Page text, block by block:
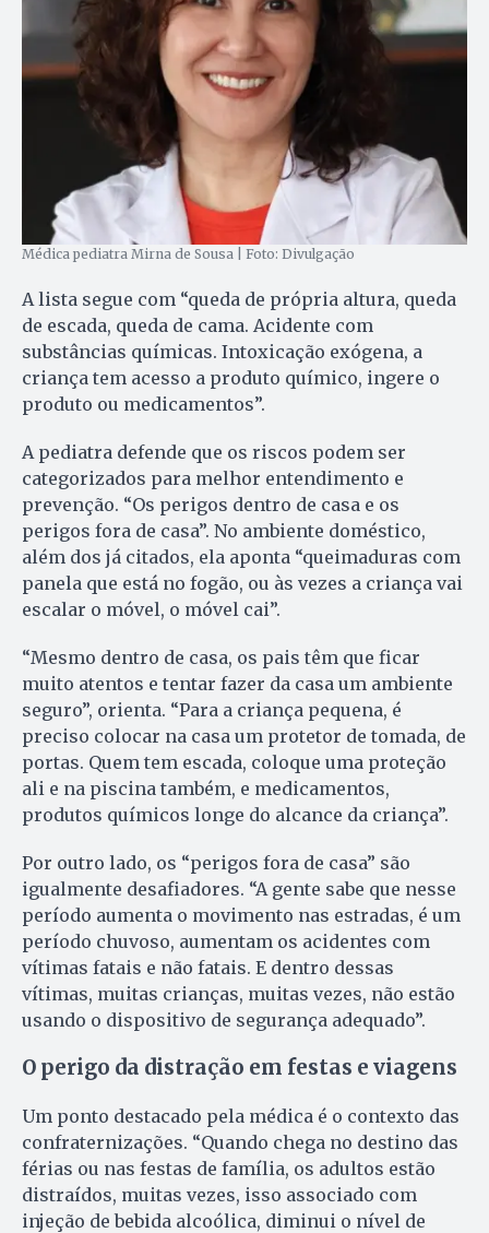
Médica pediatra Mirna de Sousa | Foto: Divulgação
A lista segue com “queda de própria altura, queda
de escada, queda de cama. Acidente com
substâncias químicas. Intoxicação exógena, a
criança tem acesso a produto químico, ingere o
produto ou medicamentos”.
A pediatra defende que os riscos podem ser
categorizados para melhor entendimento e
prevenção. “Os perigos dentro de casa e os
perigos fora de casa”. No ambiente doméstico,
além dos já citados, ela aponta “queimaduras com
panela que está no fogão, ou às vezes a criança vai
escalar o móvel, o móvel cai”.
“Mesmo dentro de casa, os pais têm que ficar
muito atentos e tentar fazer da casa um ambiente
seguro”, orienta. “Para a criança pequena, é
preciso colocar na casa um protetor de tomada, de
portas. Quem tem escada, coloque uma proteção
ali e na piscina também, e medicamentos,
produtos químicos longe do alcance da criança”.
Por outro lado, os “perigos fora de casa” são
igualmente desafiadores. “A gente sabe que nesse
período aumenta o movimento nas estradas, é um
período chuvoso, aumentam os acidentes com
vítimas fatais e não fatais. E dentro dessas
vítimas, muitas crianças, muitas vezes, não estão
usando o dispositivo de segurança adequado”.
O perigo da distração em festas e viagens
Um ponto destacado pela médica é o contexto das
confraternizações. “Quando chega no destino das
férias ou nas festas de família, os adultos estão
distraídos, muitas vezes, isso associado com
injeção de bebida alcoólica, diminui o nível de